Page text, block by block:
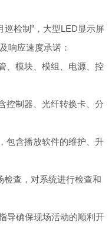
检制”，大型LED显示屏
响应速度承诺：
模块、模组、电源、控
制器、光纤转换卡、分
含播放软件的维护、升
查，对系统进行检查和
确保现场活动的顺利开